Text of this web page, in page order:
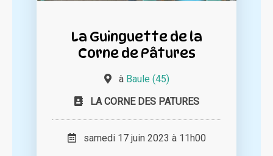
La Guinguette de la
Corne de Pâtures
à Baule (45)
LA CORNE DES PATURES
samedi 17 juin 2023 à 11h00